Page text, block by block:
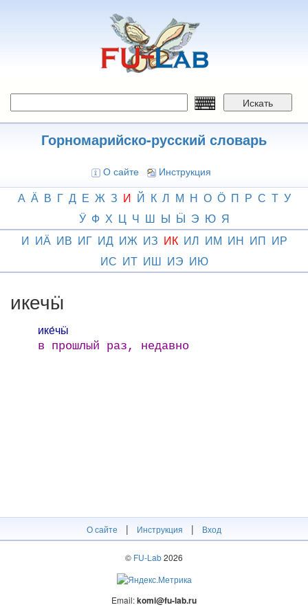
Искать
Горномарийско-русский словарь
О сайте Инструкция
А Ӓ В Г Д Е Ж З И Й К Л М Н О Ӧ П Р С Т У
Ӱ Ф Х Ц Ч Ш Ы Ӹ Э Ю Я
И ИӒ ИВ ИГ ИД ИЖ ИЗ ИК ИЛ ИМ ИН ИП ИР
ИС ИТ ИШ ИЭ ИЮ
икечӹ
ике́чӹ
в прошлый раз, недавно
О сайте | Инструкция | Вход
© FU-Lab2026
Email:komi@fu-lab.ru